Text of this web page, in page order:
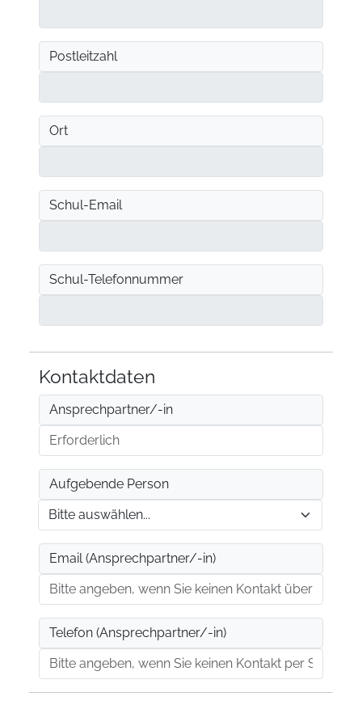
Postleitzahl
Ort
Schul-Email
Schul-Telefonnummer
Kontaktdaten
Ansprechpartner/-in
Aufgebende Person
Email (Ansprechpartner/-in)
Telefon (Ansprechpartner/-in)